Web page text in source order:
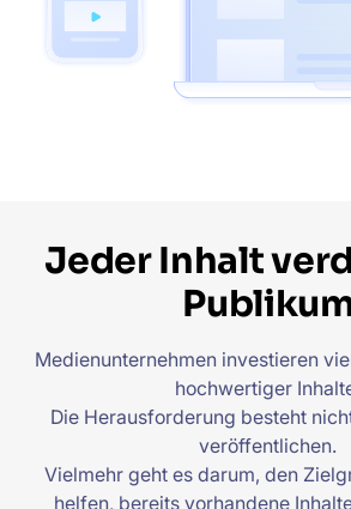
Jeder Inhalt
Medienunternehmen investieren
hochwertiger
Die Herausforderung besteht
veröffentlichen.
Vielmehr geht es darum, den
helfen, bereits vorhandene